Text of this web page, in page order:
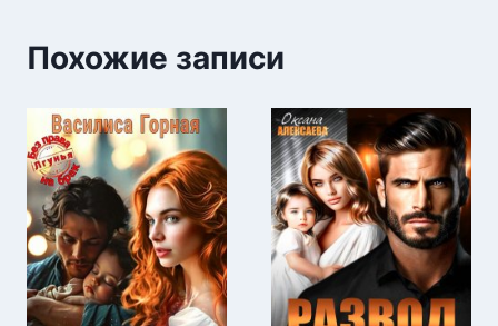
Похожие записи